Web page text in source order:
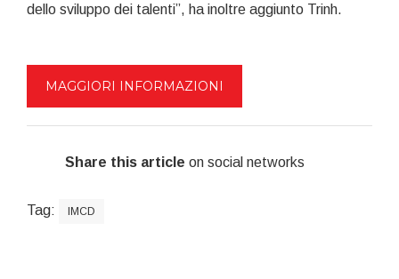
dello sviluppo dei talenti”, ha inoltre aggiunto Trinh.
MAGGIORI INFORMAZIONI
Share this article on social networks
Tag: IMCD